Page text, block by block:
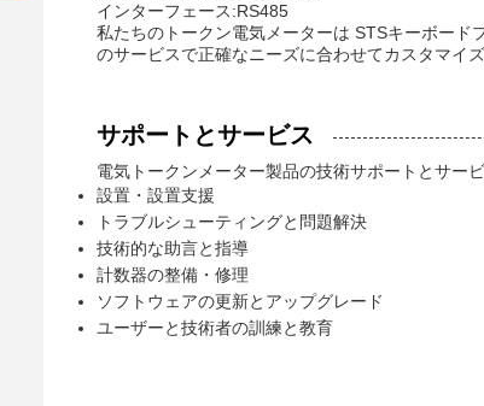
インターフェース:RS485
私たちのトークン電気メーターは STSキーボード
のサービスで正確なニーズに合わせてカスタマイ
サポートとサービス
電気トークンメーター製品の技術サポートとサー
設置・設置支援
トラブルシューティングと問題解決
技術的な助言と指導
計数器の整備・修理
ソフトウェアの更新とアップグレード
ユーザーと技術者の訓練と教育